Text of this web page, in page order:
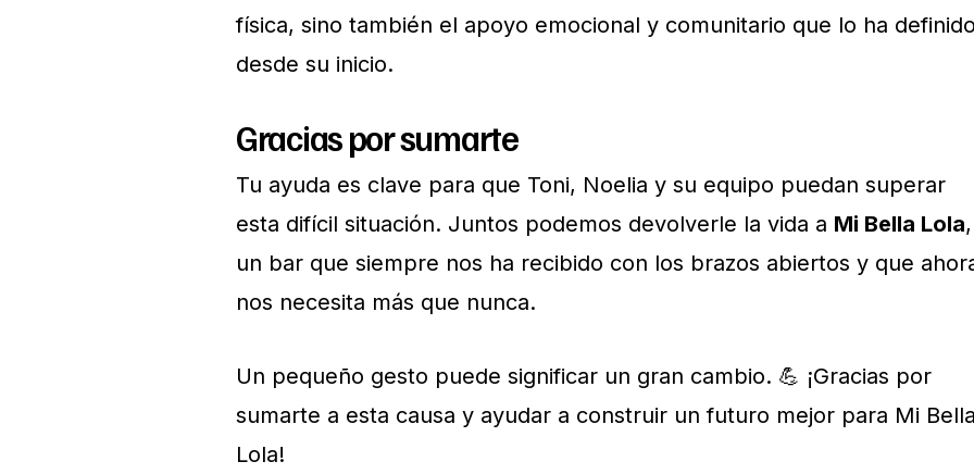
física, sino también el apoyo emocional y comunitario que lo ha
desde su inicio.
Gracias por sumarte
Tu ayuda es clave para que Toni, Noelia y su equipo puedan superar
esta difícil situación. Juntos podemos devolverle la vida a Mi Bella Lola,
un bar que siempre nos ha recibido con los brazos abiertos y que
nos necesita más que nunca.
Un pequeño gesto puede significar un gran cambio. 💪 ¡Gracias por
sumarte a esta causa y ayudar a construir un futuro mejor para Mi
Lola!